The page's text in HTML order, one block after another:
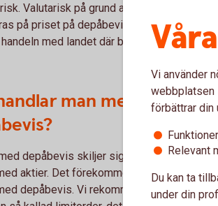
Valutarisk på grund av att stamaktien
på priset på depåbeviset. Politisk risk
med landet där bolagets aktie
man med
depåbevis skiljer sig inte från
aktier. Det förekommer courtage vid
depåbevis. Vi rekommenderar att du
Vi använder
webbplatsen
förbättrar din
Relevant
Du kan ta
under din